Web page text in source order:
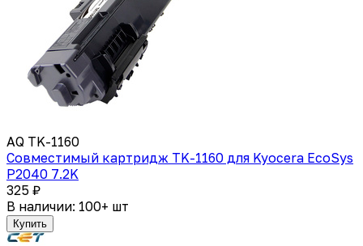
AQ TK-1160
Совместимый картридж TK-1160 для Kyocera EcoSys
P2040 7.2K
325 ₽
В наличии: 100+ шт
Купить